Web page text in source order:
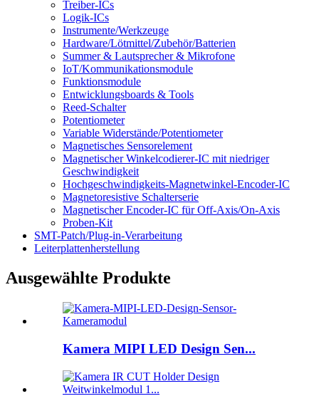
Treiber-ICs
Logik-ICs
Instrumente/Werkzeuge
Hardware/Lötmittel/Zubehör/Batterien
Summer & Lautsprecher & Mikrofone
IoT/Kommunikationsmodule
Funktionsmodule
Entwicklungsboards & Tools
Reed-Schalter
Potentiometer
Variable Widerstände/Potentiometer
Magnetisches Sensorelement
Magnetischer Winkelcodierer-IC mit niedriger
Geschwindigkeit
Hochgeschwindigkeits-Magnetwinkel-Encoder-IC
Magnetoresistive Schalterserie
Magnetischer Encoder-IC für Off-Axis/On-Axis
Proben-Kit
SMT-Patch/Plug-in-Verarbeitung
Leiterplattenherstellung
Ausgewählte Produkte
Kamera MIPI LED Design Sen...